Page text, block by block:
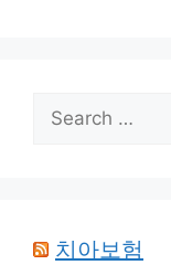
Search
for:
치아보험